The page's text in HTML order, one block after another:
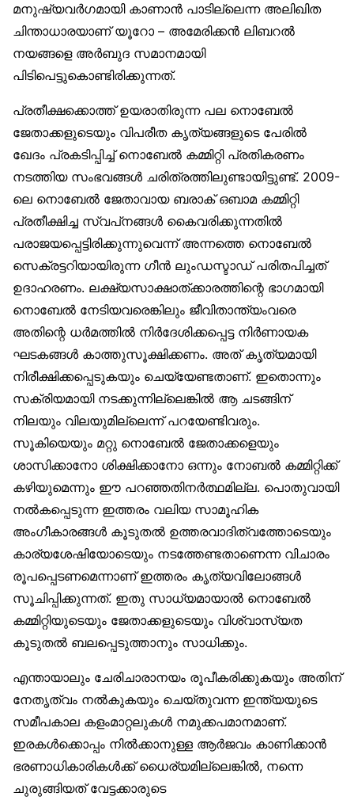
മനുഷ്യവർഗമായി കാണാൻ പാടില്ലെന്ന അലിഖിത
ചിന്താധാരയാണ് യൂറോ – അമേരിക്കൻ ലിബറൽ
നയങ്ങളെ അർബുദ സമാനമായി
പിടിപെട്ടുകൊണ്ടിരിക്കുന്നത്.
പ്രതീക്ഷക്കൊത്ത് ഉയരാതിരുന്ന പല നൊബേൽ
ജേതാക്കളുടെയും വിപരീത കൃത്യങ്ങളുടെ പേരിൽ
ഖേദം പ്രകടിപ്പിച്ച് നൊബേൽ കമ്മിറ്റി പ്രതികരണം
നടത്തിയ സംഭവങ്ങൾ ചരിത്രത്തിലുണ്ടായിട്ടുണ്ട്. 2009-
ലെ നൊബേൽ ജേതാവായ ബരാക് ഒബാമ കമ്മിറ്റി
പ്രതീക്ഷിച്ച സ്വപ്‌നങ്ങൾ കൈവരിക്കുന്നതിൽ
പരാജയപ്പെട്ടിരിക്കുന്നുവെന്ന് അന്നത്തെ നൊബേൽ
സെക്രട്ടറിയായിരുന്ന ഗീൻ ലുംഡസ്ടാഡ് പരിതപിച്ചത്
ഉദാഹരണം. ലക്ഷ്യസാക്ഷാത്ക്കാരത്തിന്റെ ഭാഗമായി
നൊബേൽ നേടിയവരെങ്കിലും ജീവിതാന്ത്യംവരെ
അതിന്റെ ധർമത്തിൽ നിർദേശിക്കപ്പെട്ട നിർണായക
ഘടകങ്ങൾ കാത്തുസൂക്ഷിക്കണം. അത് കൃത്യമായി
നിരീക്ഷിക്കപ്പെടുകയും ചെയ്യേണ്ടതാണ്. ഇതൊന്നും
സക്രിയമായി നടക്കുന്നില്ലെങ്കിൽ ആ ചടങ്ങിന്
നിലയും വിലയുമില്ലെന്ന് പറയേണ്ടിവരും.
സൂകിയെയും മറ്റു നൊബേൽ ജേതാക്കളെയും
ശാസിക്കാനോ ശിക്ഷിക്കാനോ ഒന്നും നോബൽ കമ്മിറ്റിക്ക്
കഴിയുമെന്നും ഈ പറഞ്ഞതിനർത്ഥമില്ല. പൊതുവായി
നൽകപ്പെടുന്ന ഇത്തരം വലിയ സാമൂഹിക
അംഗീകാരങ്ങൾ കൂടുതൽ ഉത്തരവാദിത്വത്തോടെയും
കാര്യശേഷിയോടെയും നടത്തേണ്ടതാണെന്ന വിചാരം
രൂപപ്പെടണമെന്നാണ് ഇത്തരം കൃത്യവിലോങ്ങൾ
സൂചിപ്പിക്കുന്നത്. ഇതു സാധ്യമായാൽ നൊബേൽ
കമ്മിറ്റിയുടെയും ജേതാക്കളുടെയും വിശ്വാസ്യത
കൂടുതൽ ബലപ്പെടുത്താനും സാധിക്കും.
എന്തായാലും ചേരിചാരാനയം രൂപീകരിക്കുകയും അതിന്
നേതൃത്വം നൽകുകയും ചെയ്തുവന്ന ഇന്ത്യയുടെ
സമീപകാല കളംമാറ്റലുകൾ നമുക്കപമാനമാണ്.
ഇരകൾക്കൊപ്പം നിൽക്കാനുള്ള ആർജവം കാണിക്കാൻ
ഭരണാധികാരികൾക്ക് ധൈര്യമില്ലെങ്കിൽ, നന്നെ
ചുരുങ്ങിയത് വേട്ടക്കാരുടെ